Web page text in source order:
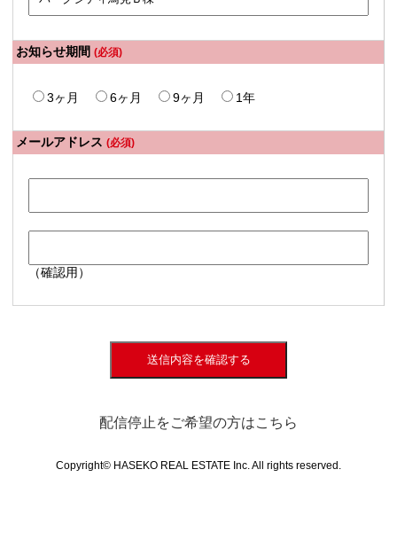
お知らせ期間 (必須)
3ヶ月 6ヶ月 9ヶ月 1年
メールアドレス (必須)
（確認用）
送信内容を確認する
配信停止をご希望の方はこちら
Copyright© HASEKO REAL ESTATE Inc. All rights reserved.